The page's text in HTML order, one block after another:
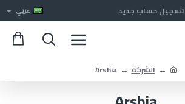
تسجيل حساب جديد عربي
الشركة Arshia